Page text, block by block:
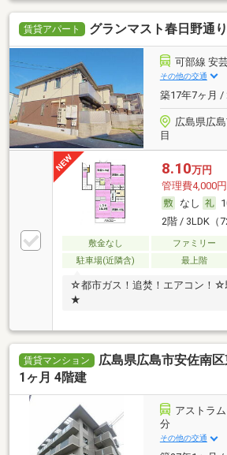
賃貸アパート グランマスト春日野通
可部線 安
その他の交通
築17年7ヶ月 /
広島県広
目
8.10万円
管理費4,000円
なし
2階 / 3LDK（
敷金なし ファミリー
駐車場(近隣含)
最上階
☆都市ガス！追焚！エアコン！☆
★
賃貸マンション
広島県広島市安佐南
1ヶ月 4階建
アストラ
分
その他の交通